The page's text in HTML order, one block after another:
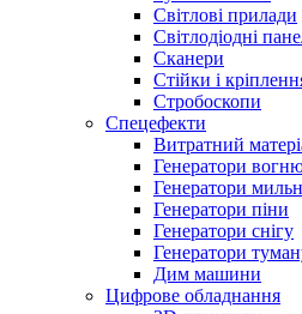
Світлові прилади
Світлодіодні
Сканери
Стійки і
Стробоскопи
Спецефекти
Витратний
Генератори
Генератори
Генератори піни
Генератори снігу
Генератори
Дим машини
Цифрове обладнання